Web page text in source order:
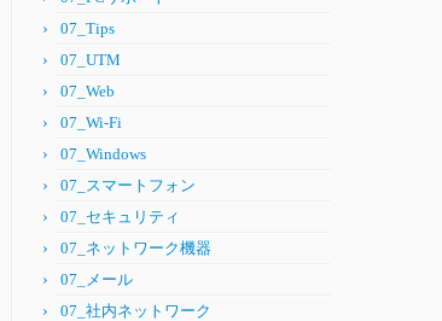
07_Tips
07_UTM
07_Web
07_Wi-Fi
07_Windows
07_スマートフォン
07_セキュリティ
07_ネットワーク機器
07_メール
07_社内ネットワーク